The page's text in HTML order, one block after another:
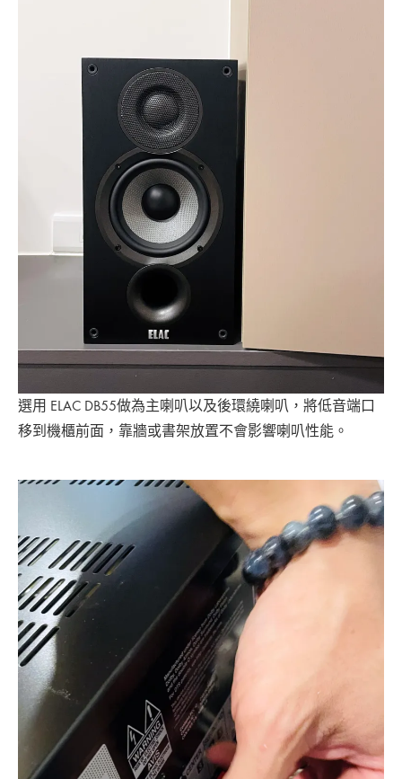
選用 ELAC DB55做為主喇叭以及後環繞喇叭，將低音端口
移到機櫃前面，靠牆或書架放置不會影響喇叭性能。